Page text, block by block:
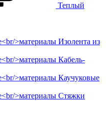
Теплый
Изолента из
Кабель-
Каучуковые
Стяжки